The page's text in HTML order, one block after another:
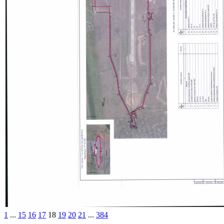
1 ... 15 16 17 18 19 20 21 ... 384